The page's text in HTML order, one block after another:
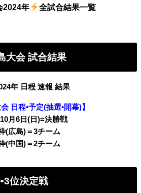
2024年 全試合結果一覧
大会 試合結果
年 日程 速報 結果
日程•予定(抽選•開幕)】
月6日(日)=決勝戦
(広島)＝3チーム
(中国)＝2チーム
位決定戦